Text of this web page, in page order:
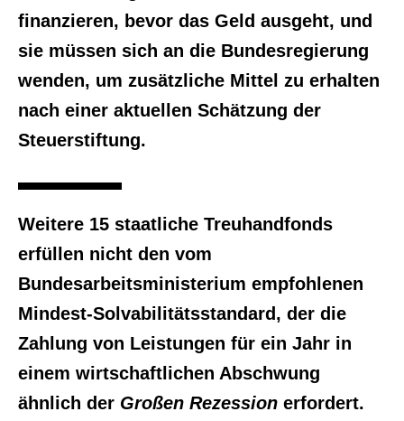
finanzieren, bevor das Geld ausgeht, und
sie müssen sich an die Bundesregierung
wenden, um zusätzliche Mittel zu erhalten
nach einer aktuellen Schätzung der
Steuerstiftung.
Weitere 15 staatliche Treuhandfonds
erfüllen nicht den vom
Bundesarbeitsministerium empfohlenen
Mindest-Solvabilitätsstandard, der die
Zahlung von Leistungen für ein Jahr in
einem wirtschaftlichen Abschwung
ähnlich der Großen Rezession erfordert.